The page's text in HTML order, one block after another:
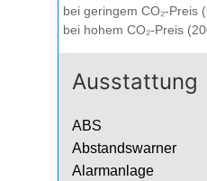
bei geringem CO₂-Preis
bei hohem CO₂-Preis
Ausstattung
ABS
Abstandswarner
Alarmanlage